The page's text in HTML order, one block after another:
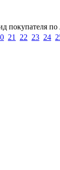
покупателя
21 22 23 24